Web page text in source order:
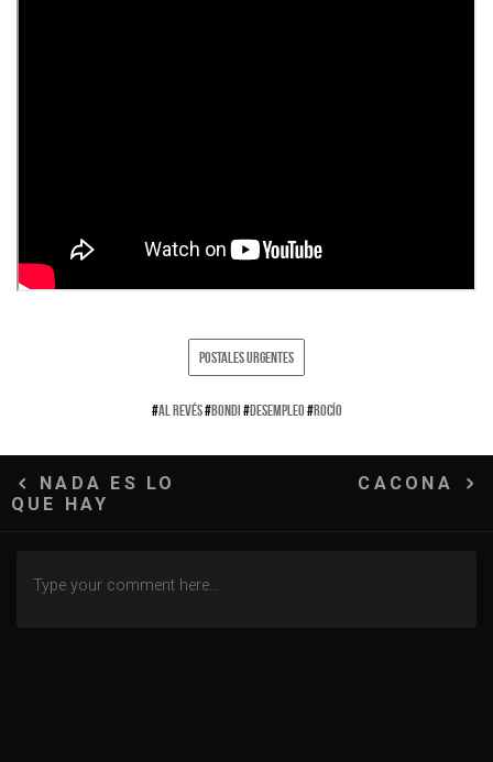
POSTALES URGENTES
#AL REVÉS#BONDI#DESEMPLEO#ROCÍO
Navegación
de
entradas
NADA ES LO
QUE HAY
CACONA